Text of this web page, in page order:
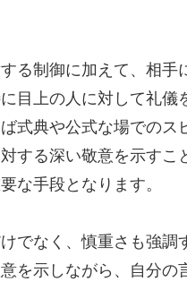
る制御に加えて、相
目上の人に対して礼儀
式典や公式な場での
する深い敬意を示すこ
な手段となります。
でなく、慎重さも強
を示しながら、自分の